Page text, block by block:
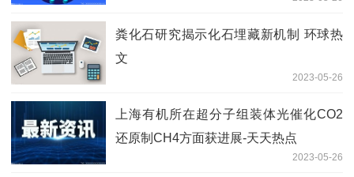
粪化石研究揭示化石埋藏新机制 环球热
文
2023-05-26
上海有机所在超分子组装体光催化CO2
还原制CH4方面获进展-天天热点
2023-05-26